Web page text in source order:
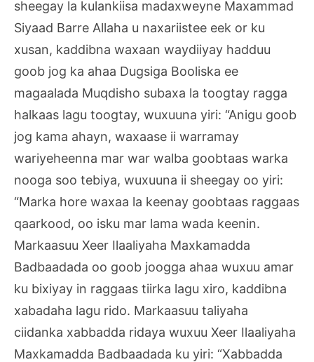
sheegay la kulankiisa madaxweyne Maxammad
Siyaad Barre Allaha u naxariistee eek or ku
xusan, kaddibna waxaan waydiiyay hadduu
goob jog ka ahaa Dugsiga Booliska ee
magaalada Muqdisho subaxa la toogtay ragga
halkaas lagu toogtay, wuxuuna yiri: “Anigu goob
jog kama ahayn, waxaase ii warramay
wariyeheenna mar war walba goobtaas warka
nooga soo tebiya, wuxuuna ii sheegay oo yiri:
“Marka hore waxaa la keenay goobtaas raggaas
qaarkood, oo isku mar lama wada keenin.
Markaasuu Xeer Ilaaliyaha Maxkamadda
Badbaadada oo goob joogga ahaa wuxuu amar
ku bixiyay in raggaas tiirka lagu xiro, kaddibna
xabadaha lagu rido. Markaasuu taliyaha
ciidanka xabbadda ridaya wuxuu Xeer Ilaaliyaha
Maxkamadda Badbaadada ku yiri: “Xabbadda